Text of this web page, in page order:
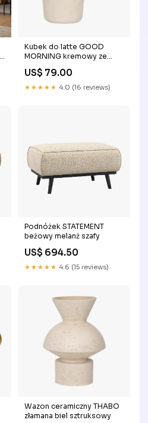
Kubek do latte GOOD
MORNING kremowy ze
złotym stolik nocny
US$ 79.00
★★★★★ 4.0 (16 reviews)
Podnóżek STATEMENT
beżowy melanż szafy
US$ 694.50
★★★★★ 4.6 (15 reviews)
Wazon ceramiczny THABO
złamana biel sztruksowy